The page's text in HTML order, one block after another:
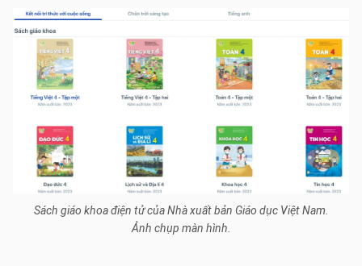
Sách giáo khoa điện tử của Nhà xuất bản Giáo dục Việt Nam.
Ảnh chụp màn hình.